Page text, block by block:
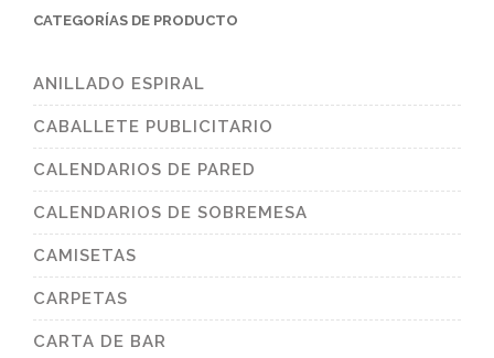
CATEGORÍAS DE PRODUCTO
ANILLADO ESPIRAL
CABALLETE PUBLICITARIO
CALENDARIOS DE PARED
CALENDARIOS DE SOBREMESA
CAMISETAS
CARPETAS
CARTA DE BAR